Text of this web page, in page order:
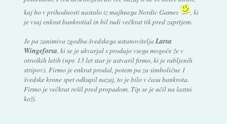
kaj bo v prihodnosti nastalo iz majhnega Nordic Games
, ki
je vsaj enkrat bankrotial in bil tudi večkrat tik pred zaprtjem.
Je pa zanimiva zgodba švedskega ustanoviteljaLarsa
Wingeforsa, ki se je ukvarjal s prodajo vsega mogoče že v
otroških letih (npr. 13 let star je ustvaril firmo, ki je rabljenih
stripov). Firmo je enkrat prodal, potem pa za simbolične 1
švedske krone spet odkupil nazaj, to je bilo v času bankrota.
Firmo je večkrat rešil pred propadom. Tip se je učil na lastni
koži.